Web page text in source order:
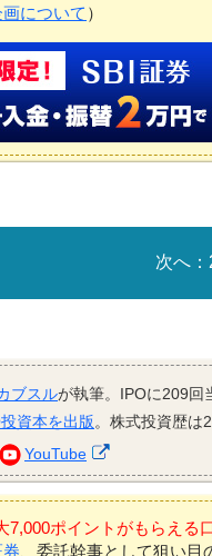
について ）
ブスルが執筆。IPOに209回
資本を出版。株式投資歴は
YouTube
7,000ポイントがもらえる
、委託幹事として狙い目